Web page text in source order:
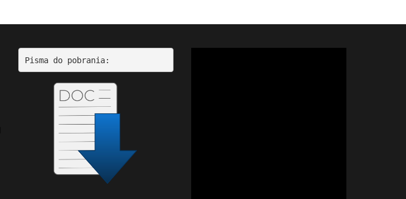
Pisma do pobrania: